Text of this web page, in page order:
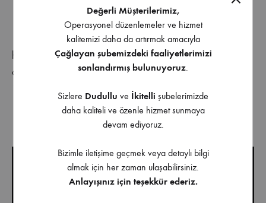
↓ TEKNİK DETAY↓
https://www.ercanmobilya.com.tr/wp-
content/uploads/2024/03/file2024-katalog-
↓ MONTAJ VİDEOSU ↓
Değerli Müşterilerimiz,
Operasyonel düzenlemeler ve hizmet
kalitemizi daha da artırmak amacıyla
Çağlayan şubemizdeki faaliyetlerimizi
sonlandırmış bulunuyoruz
Sizlere Dudullu ve İkitelli şubelerimizde
daha kaliteli ve özenle hizmet sunmaya
devam ediyoruz.
Bizimle iletişime geçmek veya detaylı bilgi
almak için her zaman ulaşabilirsiniz.
Anlayışınız için teşekkür ederiz.